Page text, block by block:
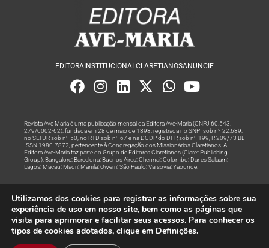
EDITORA INSTITUCIONALCLARETIANOSANUNCIE
Revista Ave Maria é uma publicação mensal da Editora Ave-Maria (CNPJ 60.543.
279/0002-62), fundada em 28 de maio de 1898, registrada no SNPI sob nº 22.689,
no SEPJR sob nº 50, no RTD sob nº 67 e na DCDP do DFP, sob nº 199, P. 209/73 BL
ISSN 1980-7872, pertencente à Congregação dos Missionários Claretianos. A
Editora Ave-Maria faz parte do Grupo de Editores Claretianos (Claret Publishing
Group). Bangalore; Barcelona; Buenos Aires; Chennai; Colombo; Dar es Salaam;
Lagos; Macau; Madri; Manila; Owerri; São Paulo; Varsóvia; Yaoundé.
Rede
© Todos os Direitos Reservados
Utilizamos dos cookies para registrar as informações sobre sua
experiência de uso em nosso site, bem como as páginas que
visita para aprimorar e facilitar seus acessos. Para conhecer os
tipos de cookies adotados, clique em Definições.